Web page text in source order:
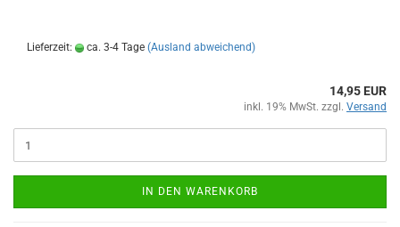
Lieferzeit: ca. 3-4 Tage (Ausland abweichend)
14,95 EUR
inkl. 19% MwSt. zzgl. Versand
IN DEN WARENKORB